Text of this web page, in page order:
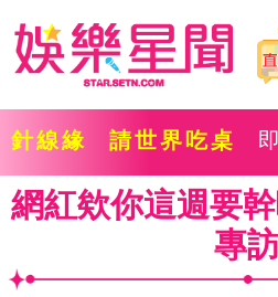
針線緣 請世界吃桌
網紅欸你這週要
專